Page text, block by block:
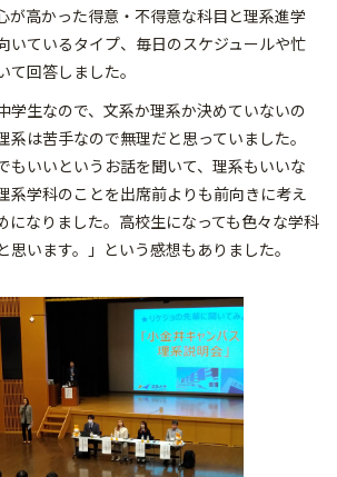
が高かった得意・不得意な科目と理系進学
いているタイプ、毎日のスケジュールや忙
て回答しました。
学生なので、文系か理系か決めていないの
系は苦手なので無理だと思っていました。
もいいというお話を聞いて、理系もいいな
系学科のことを出席前よりも前向きに考え
になりました。高校生になっても色々な学科
思います。」という感想もありました。